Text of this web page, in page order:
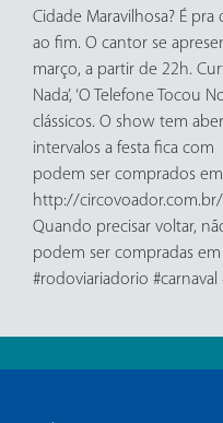
Cidade Maravilhosa? É
ao fim. O cantor se
março, a partir de 22h.
Nada’, ‘O Telefone Tocou
clássicos. O show tem
intervalos a festa fica
podem ser comprados em
http://
Quando precisar voltar,
podem ser compradas
#rodoviariadorio